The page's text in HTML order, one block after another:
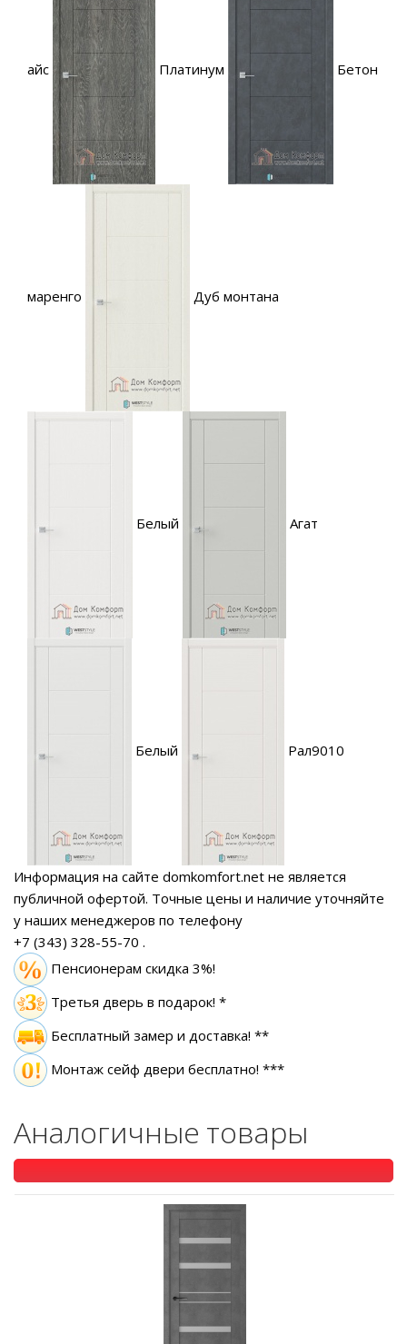
айс Платинум Бетон
маренго Дуб монтана
Белый Агат
Белый Рал9010
Информация на сайте domkomfort.net не является
публичной офертой. Точные цены и наличие уточняйте
у наших менеджеров по телефону
+7 (343) 328-55-70 .
Пенсионерам скидка 3%!
Третья дверь в подарок! *
Бесплатный замер и доставка! **
Монтаж сейф двери бесплатно! ***
Аналогичные товары